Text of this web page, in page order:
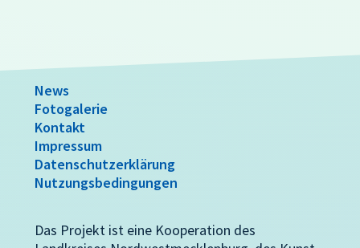
News
Fotogalerie
Kontakt
Impressum
Datenschutzerklärung
Nutzungsbedingungen
Das Projekt ist eine Kooperation des